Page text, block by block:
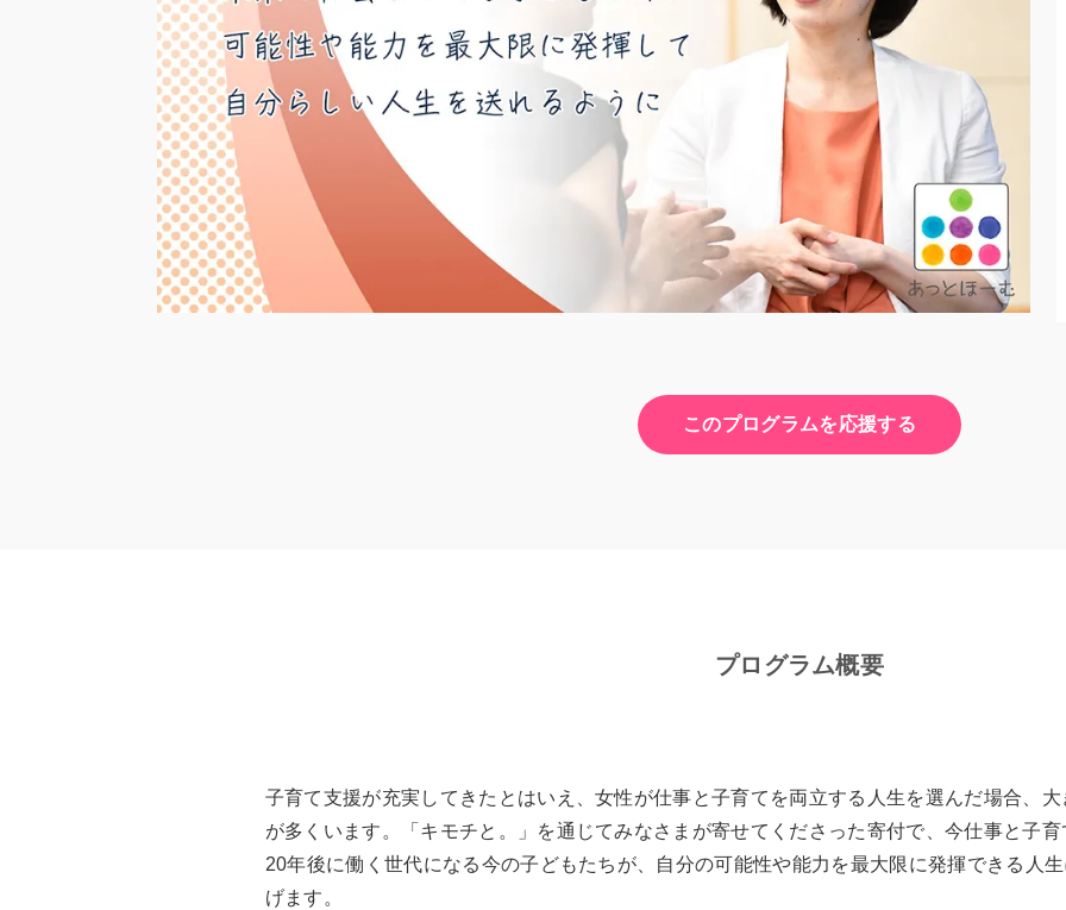
このプログラムを応援する
プログラム概要
子育て支援が充実してきたとはいえ、女性が仕事と子育てを両立する人生を選んだ場合、
が多くいます。「キモチと。」を通じてみなさまが寄せてくださった寄付で、今仕事と子
20年後に働く世代になる今の子どもたちが、自分の可能性や能力を最大限に発揮できる人
げます。